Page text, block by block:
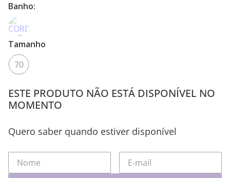
Banho:
Tamanho
70
ESTE PRODUTO NÃO ESTÁ DISPONÍVEL NO
MOMENTO
Quero saber quando estiver disponível